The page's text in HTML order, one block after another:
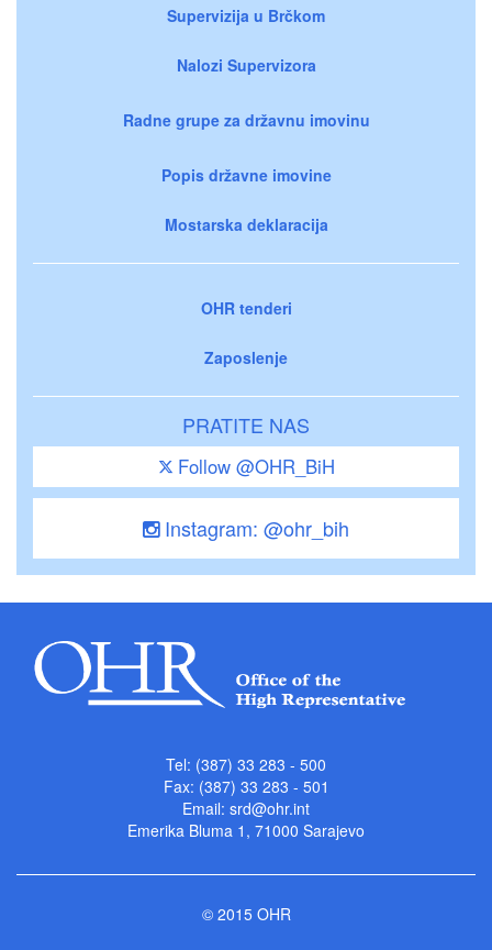
Supervizija u Brčkom
Nalozi Supervizora
Radne grupe za državnu imovinu
Popis državne imovine
Mostarska deklaracija
OHR tenderi
Zaposlenje
PRATITE NAS
Follow @OHR_BiH
Instagram: @ohr_bih
Tel: (387) 33 283 - 500
Fax: (387) 33 283 - 501
Email: srd@ohr.int
Emerika Bluma 1, 71000 Sarajevo
© 2015 OHR